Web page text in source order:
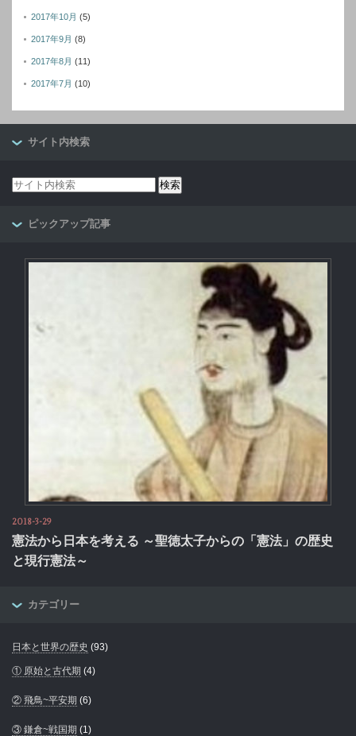
2017年10月 (5)
2017年9月 (8)
2017年8月 (11)
2017年7月 (10)
サイト内検索
ピックアップ記事
2018-3-29
憲法から日本を考える ～聖徳太子からの「憲法」の歴史
と現行憲法～
カテゴリー
日本と世界の歴史 (93)
① 原始と古代期 (4)
② 飛鳥~平安期 (6)
③ 鎌倉~戦国期 (1)